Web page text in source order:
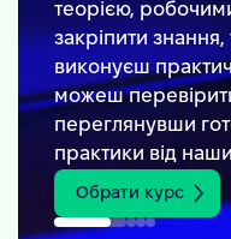
теорією,
закріпити
виконуєш
можеш
переглянувши
практики від
Обрати курс